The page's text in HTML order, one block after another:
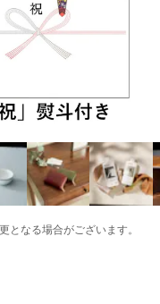
なる場合がございます。